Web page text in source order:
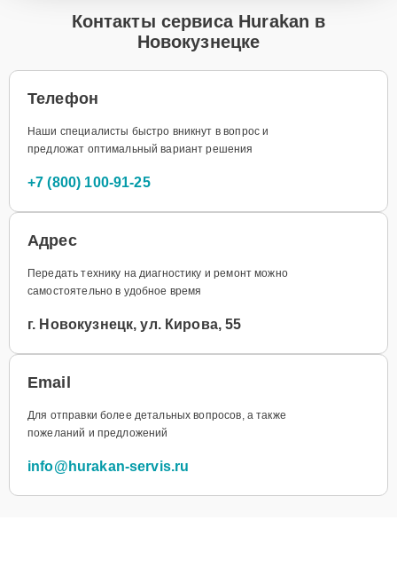
Контакты сервиса Hurakan в
Новокузнецке
Телефон
Наши специалисты быстро вникнут в вопрос и
предложат оптимальный вариант решения
+7 (800) 100-91-25
Адрес
Передать технику на диагностику и ремонт можно
самостоятельно в удобное время
г. Новокузнецк, ул. Кирова, 55
Email
Для отправки более детальных вопросов, а также
пожеланий и предложений
info@hurakan-servis.ru